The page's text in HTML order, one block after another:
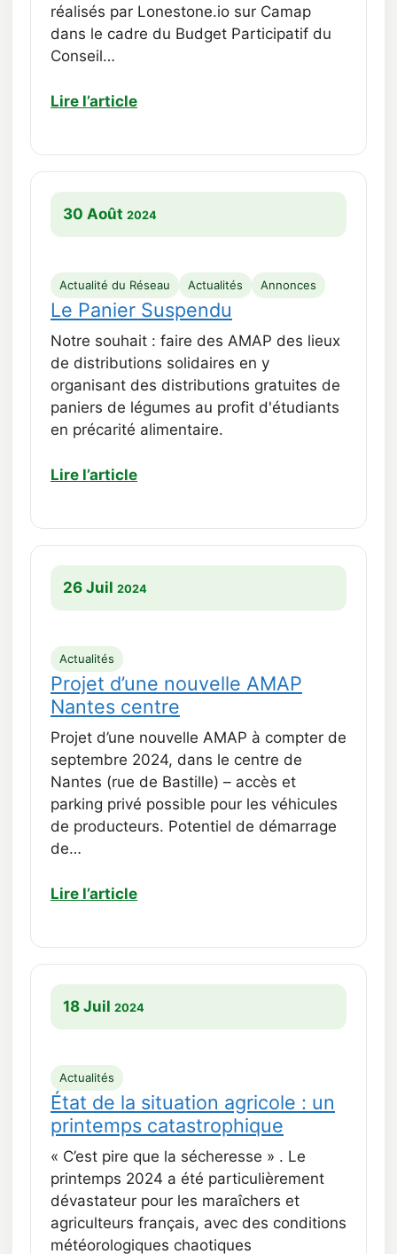
réalisés par Lonestone.io sur Camap
dans le cadre du Budget Participatif du
Conseil…
Lire l’article
30 Août 2024
Actualité du Réseau Actualités Annonces
Le Panier Suspendu
Notre souhait : faire des AMAP des lieux
de distributions solidaires en y
organisant des distributions gratuites de
paniers de légumes au profit d'étudiants
en précarité alimentaire.
Lire l’article
26 Juil 2024
Actualités
Projet d’une nouvelle AMAP
Nantes centre
Projet d’une nouvelle AMAP à compter de
septembre 2024, dans le centre de
Nantes (rue de Bastille) – accès et
parking privé possible pour les véhicules
de producteurs. Potentiel de démarrage
de…
Lire l’article
18 Juil 2024
Actualités
État de la situation agricole : un
printemps catastrophique
« C’est pire que la sécheresse » . Le
printemps 2024 a été particulièrement
dévastateur pour les maraîchers et
agriculteurs français, avec des conditions
météorologiques chaotiques